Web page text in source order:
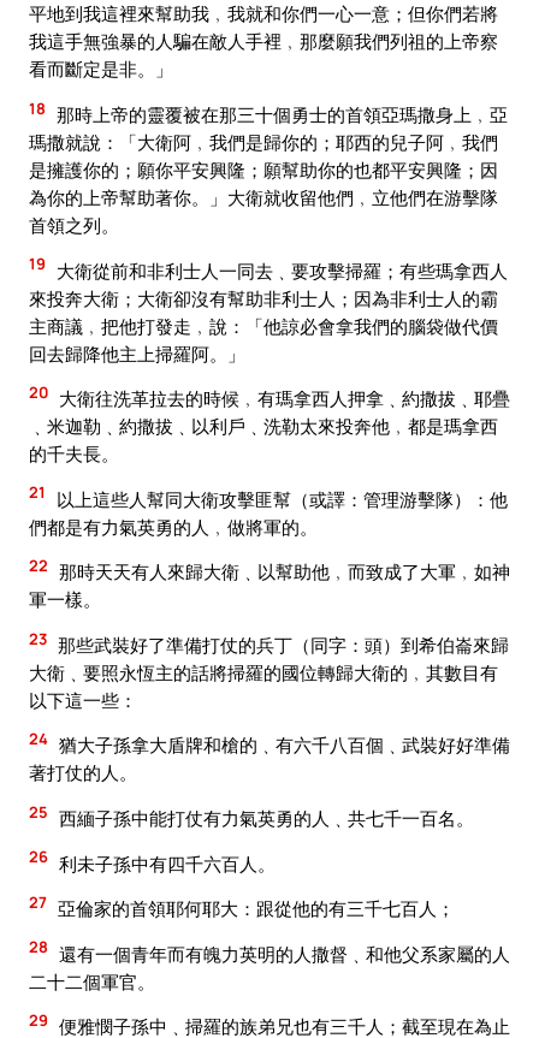
平地到我這裡來幫助我﹐我就和你們一心一意；但你們若將
我這手無強暴的人騙在敵人手裡﹐那麼願我們列祖的上帝察
看而斷定是非。」
18 那時上帝的靈覆被在那三十個勇士的首領亞瑪撒身上﹐亞
瑪撒就說：「大衛阿﹐我們是歸你的；耶西的兒子阿﹐我們
是擁護你的；願你平安興隆；願幫助你的也都平安興隆；因
為你的上帝幫助著你。」大衛就收留他們﹐立他們在游擊隊
首領之列。
19
大衛從前和非利士人一同去﹑要攻擊掃羅；有些瑪拿西人
來投奔大衛；大衛卻沒有幫助非利士人；因為非利士人的霸
主商議﹐把他打發走﹐說：「他諒必會拿我們的腦袋做代價
回去歸降他主上掃羅阿。」
20 大衛往洗革拉去的時候﹐有瑪拿西人押拿﹑約撒拔﹑耶疊
﹑米迦勒﹑約撒拔﹑以利戶﹑洗勒太來投奔他﹐都是瑪拿西
的千夫長。
21
以上這些人幫同大衛攻擊匪幫（或譯：管理游擊隊）：他
們都是有力氣英勇的人﹐做將軍的。
22 那時天天有人來歸大衛﹑以幫助他﹐而致成了大軍﹐如神
軍一樣。
23 那些武裝好了準備打仗的兵丁（同字：頭）到希伯崙來歸
大衛﹑要照永恆主的話將掃羅的國位轉歸大衛的﹐其數目有
以下這一些：
24 猶大子孫拿大盾牌和槍的﹑有六千八百個﹑武裝好好準備
著打仗的人。
25 西緬子孫中能打仗有力氣英勇的人﹑共七千一百名。
26 利未子孫中有四千六百人。
27 亞倫家的首領耶何耶大：跟從他的有三千七百人；
28 還有一個青年而有魄力英明的人撒督﹑和他父系家屬的人
二十二個軍官。
29 便雅憫子孫中﹑掃羅的族弟兄也有三千人；截至現在為止